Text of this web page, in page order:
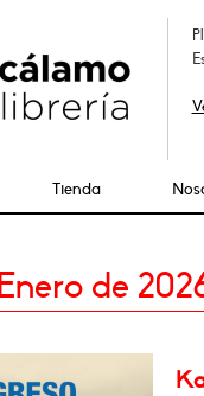
Tienda
de